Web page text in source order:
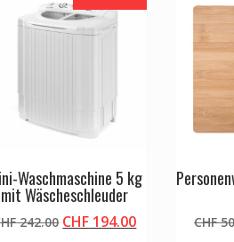
Waschmaschine 5 kg
mit Wäscheschleuder
242.00 Ursprünglicher
CHF 194.00AktuellerCHF